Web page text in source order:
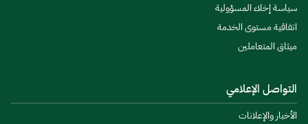
سياسة إخلاء المسؤولية
اتفاقية مستوى الخدمة
ميثاق المتعاملين
التواصل الإعلامي
الأخبار والإعلانات